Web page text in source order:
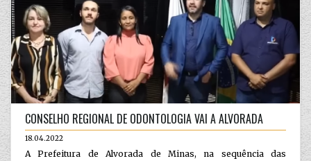
CONSELHO REGIONAL DE ODONTOLOGIA VAI A ALVORADA
18.04.2022
A Prefeitura de Alvorada de Minas, na sequência das